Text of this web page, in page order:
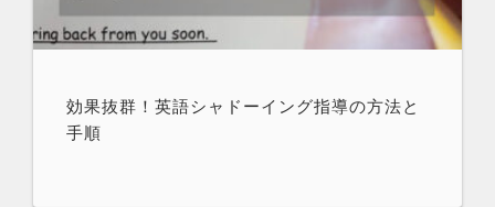
効果抜群！英語シャドーイング指導の方法と
手順